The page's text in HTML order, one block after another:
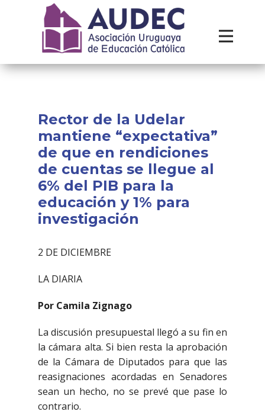
Institucional
Recursos
Rector de la Udelar
mantiene “expectativa”
de que en rendiciones
de cuentas se llegue al
6% del PIB para la
educación y 1% para
investigación
2 DE DICIEMBRE
LA DIARIA
Por Camila Zignago
La discusión presupuestal llegó a su fin en
la cámara alta. Si bien resta la aprobación
de la Cámara de Diputados para que las
reasignaciones acordadas en Senadores
sean un hecho, no se prevé que pase lo
contrario.